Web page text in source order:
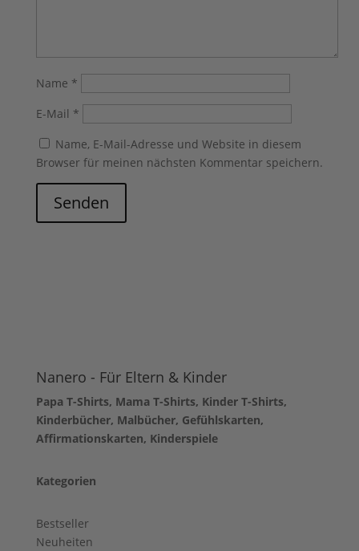
Name *
E-Mail *
Name, E-Mail-Adresse und Website in diesem
Browser für meinen nächsten Kommentar speichern.
Senden
Nanero - Für Eltern & Kinder
Papa T-Shirts, Mama T-Shirts, Kinder T-Shirts,
Kinderbücher, Malbücher, Gefühlskarten,
Affirmationskarten, Kinderspiele
Kategorien
Bestseller
Neuheiten